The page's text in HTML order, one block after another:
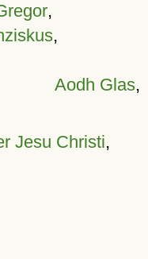
,
,
Aodh Glas,
Jesu Christi,